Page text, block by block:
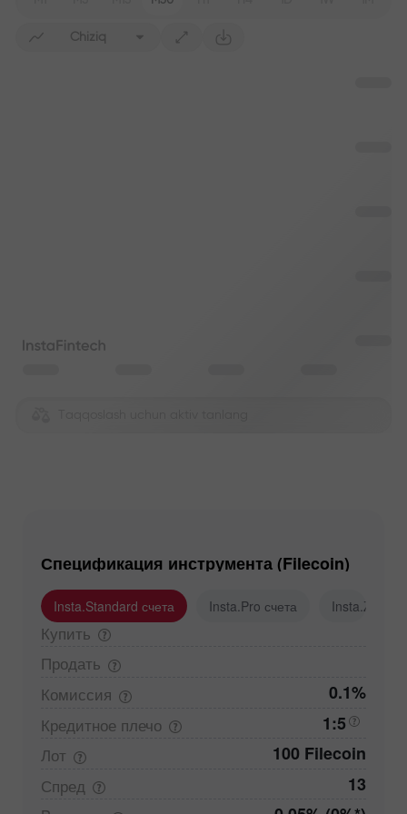
Chiziq
Спецификация инструмента (Filecoin)
Insta.Standard счета Insta.Pro счета Insta.Zero
Купить
Продать
Комиссия
0.1%
Кредитное плечо 1:5
Лот 100 Filecoin
Спред 13